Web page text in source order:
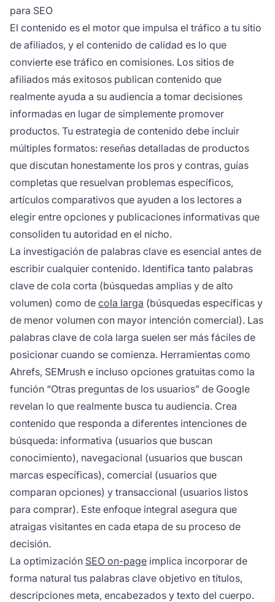
para SEO
El contenido es el motor que impulsa el tráfico a tu sitio
de afiliados, y el contenido de calidad es lo que
convierte ese tráfico en comisiones. Los sitios de
afiliados más exitosos publican contenido que
realmente ayuda a su audiencia a tomar decisiones
informadas en lugar de simplemente promover
productos. Tu estrategia de contenido debe incluir
múltiples formatos: reseñas detalladas de productos
que discutan honestamente los pros y contras, guías
completas que resuelvan problemas específicos,
artículos comparativos que ayuden a los lectores a
elegir entre opciones y publicaciones informativas que
consoliden tu autoridad en el nicho.
La investigación de palabras clave es esencial antes de
escribir cualquier contenido. Identifica tanto palabras
clave de cola corta (búsquedas amplias y de alto
volumen) como de cola larga (búsquedas específicas y
de menor volumen con mayor intención comercial). Las
palabras clave de cola larga suelen ser más fáciles de
posicionar cuando se comienza. Herramientas como
Ahrefs, SEMrush e incluso opciones gratuitas como la
función “Otras preguntas de los usuarios” de Google
revelan lo que realmente busca tu audiencia. Crea
contenido que responda a diferentes intenciones de
búsqueda: informativa (usuarios que buscan
conocimiento), navegacional (usuarios que buscan
marcas específicas), comercial (usuarios que
comparan opciones) y transaccional (usuarios listos
para comprar). Este enfoque integral asegura que
atraigas visitantes en cada etapa de su proceso de
decisión.
La optimización SEO on-page implica incorporar de
forma natural tus palabras clave objetivo en títulos,
descripciones meta, encabezados y texto del cuerpo.